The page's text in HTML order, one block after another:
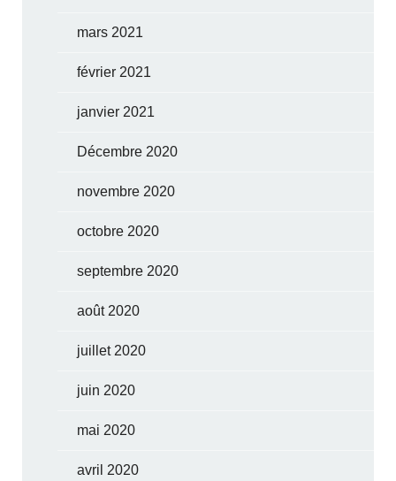
mars 2021
février 2021
janvier 2021
Décembre 2020
novembre 2020
octobre 2020
septembre 2020
août 2020
juillet 2020
juin 2020
mai 2020
avril 2020